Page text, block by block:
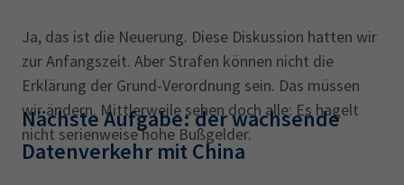
Ja, das ist die Neuerung. Diese Diskussion hatten wir
zur Anfangszeit. Aber Strafen können nicht die
Erklärung der Grund-Verordnung sein. Das müssen
wir ändern. Mittlerweile sehen doch alle: Es hagelt
nicht serienweise hohe Bußgelder.
Nächste Aufgabe: der wachsende
Datenverkehr mit China